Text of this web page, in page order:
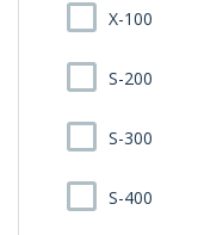
X-100
S-200
S-300
S-400